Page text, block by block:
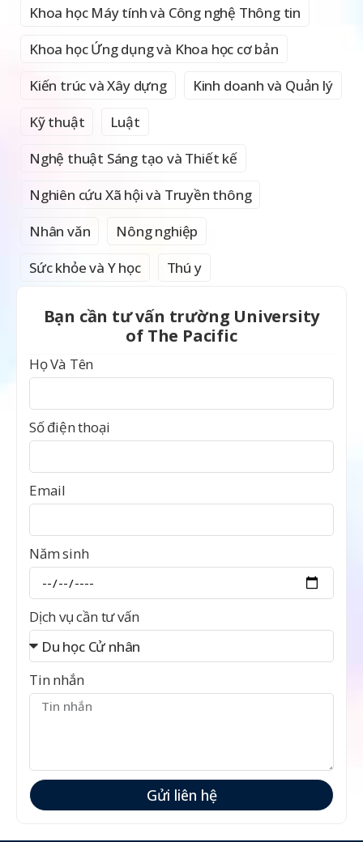
Khoa học Máy tính và Công nghệ Thông tin
Khoa học Ứng dụng và Khoa học cơ bản
Kiến trúc và Xây dựng
Kinh doanh và Quản lý
Kỹ thuật
Luật
Nghệ thuật Sáng tạo và Thiết kế
Nghiên cứu Xã hội và Truyền thông
Nhân văn
Nông nghiệp
Sức khỏe và Y học
Thú y
Bạn cần tư vấn trường University
of The Pacific
Họ Và Tên
Số điện thoại
Email
Năm sinh
Dịch vụ cần tư vấn
Tin nhắn
Gửi liên hệ